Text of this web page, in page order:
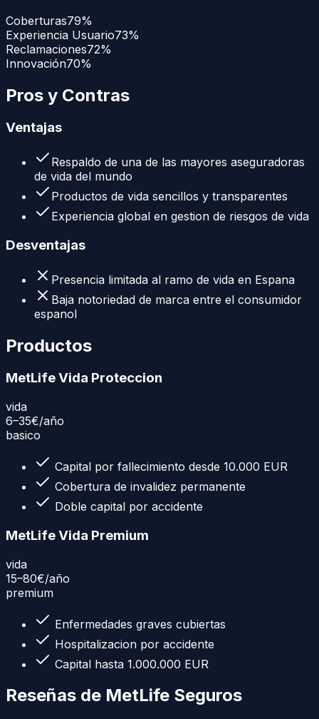
Coberturas79%
Experiencia Usuario73%
Reclamaciones72%
Innovación70%
Pros y Contras
Ventajas
Respaldo de una de las mayores aseguradoras
de vida del mundo
Productos de vida sencillos y transparentes
Experiencia global en gestion de riesgos de vida
Desventajas
Presencia limitada al ramo de vida en Espana
Baja notoriedad de marca entre el consumidor
espanol
Productos
MetLife Vida Proteccion
vida
6–35€/año
basico
Capital por fallecimiento desde 10.000 EUR
Cobertura de invalidez permanente
Doble capital por accidente
MetLife Vida Premium
vida
15–80€/año
premium
Enfermedades graves cubiertas
Hospitalizacion por accidente
Capital hasta 1.000.000 EUR
Reseñas de MetLife Seguros